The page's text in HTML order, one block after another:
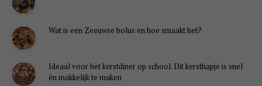
Wat is een Zeeuwse bolus en hoe smaakt het?
Ideaal voor het kerstdiner op school. Dit kersthapje is snel
én makkelijk te maken